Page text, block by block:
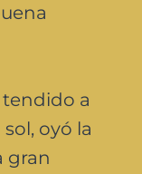
a
oyó la
gran